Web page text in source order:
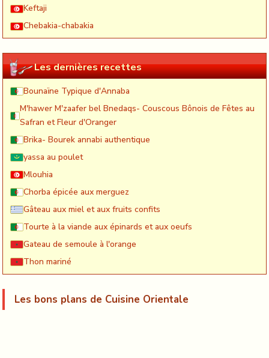
Keftaji
Chebakia-chabakia
Les dernières recettes
Bounaïne Typique d'Annaba
M'hawer M'zaafer bel Bnedaqs- Couscous Bônois de Fêtes au
Safran et Fleur d'Oranger
Brika- Bourek annabi authentique
yassa au poulet
Mlouhia
Chorba épicée aux merguez
Gâteau aux miel et aux fruits confits
Tourte à la viande aux épinards et aux oeufs
Gateau de semoule à l'orange
Thon mariné
Les bons plans de Cuisine Orientale